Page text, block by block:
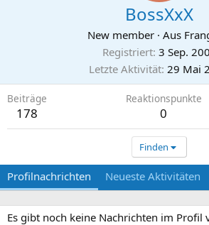
BossXxX
New member · Aus
Registriert 3 Sep.
Letzte Aktivität 29 Mai
Beiträge
178
Reaktionspunkte
0
Finden
Profilnachrichten Neueste Aktivitäten
Es gibt noch keine Nachrichten im Profil